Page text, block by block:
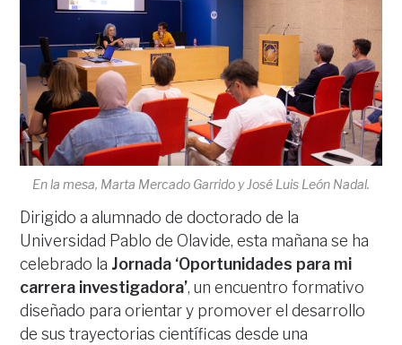
En la mesa, Marta Mercado Garrido y José Luis León Nadal.
Dirigido a alumnado de doctorado de la
Universidad Pablo de Olavide, esta mañana se ha
celebrado la Jornada ‘Oportunidades para mi
carrera investigadora’, un encuentro formativo
diseñado para orientar y promover el desarrollo
de sus trayectorias científicas desde una